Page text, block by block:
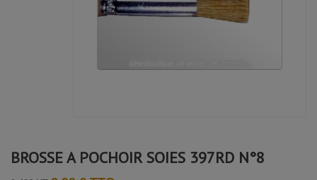
BROSSE A POCHOIR SOIES 397RD N°8